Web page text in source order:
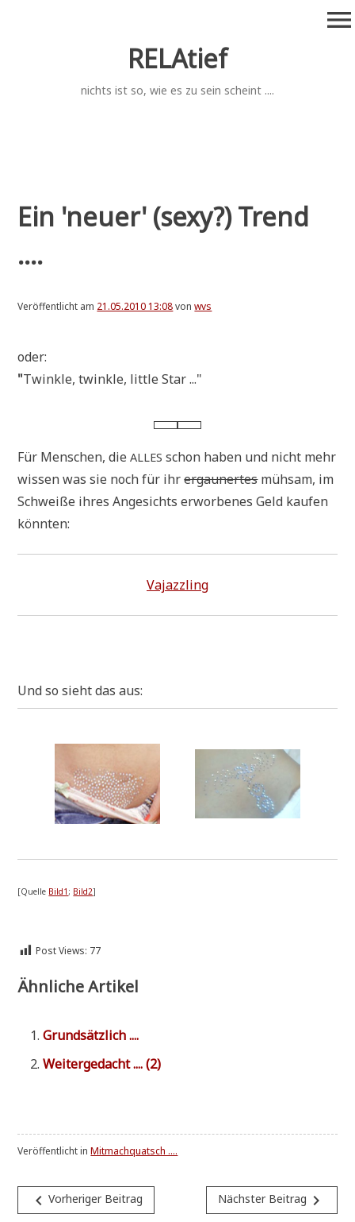
RELAtief
nichts ist so, wie es zu sein scheint ....
menu
Ein 'neuer' (sexy?) Trend
....
Veröffentlicht am 21.05.2010 13:08vonwvs
oder:
"Twink­le, twink­le, litt­le Star ..."
Für Men­schen, dieALLES schon haben und nicht mehr
wis­sen was sie noch für ihrergau­ner­tesmüh­sam, im
Schwei­ße ihres Ange­sichts erwor­be­nes Geld kau­fen
könnten:
Vajazz­ling
Und so sieht das aus:
[Quel­le Bild1 ; Bild2]
Post Views: 77
Ähnliche Artikel
Grund­sätz­lich ....
Wei­ter­ge­dacht .... (2)
Veröffentlicht inMitmachquatsch ....
Beitragsnavigation
navigate_beforeVorheriger Beitrag Nächster Beitrag navigate_next